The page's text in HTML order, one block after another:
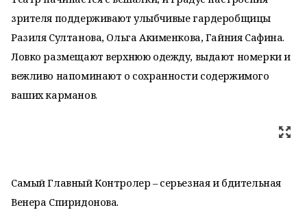
зрителя поддерживают улыбчивые гардеробщицы
Разиля Султанова, Ольга Акименкова, Гайния Сафина.
Ловко размещают верхнюю одежду, выдают номерки и
вежливо напоминают о сохранности содержимого
ваших карманов.
Самый Главный Контролер – серьезная и бдительная
Венера Спиридонова.